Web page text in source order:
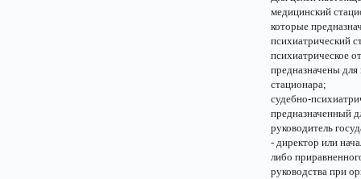
медицинский
которые
психиатрический
психиатрическое
предназначены
стационара;
судебно-
предназначенный
руководитель
- директор или
либо
руководства при